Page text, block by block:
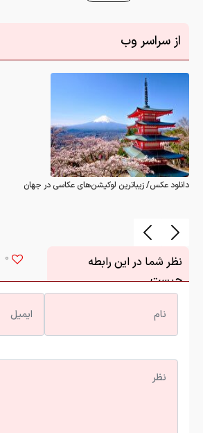
از سراسر وب
دانلود عکس/ زیباترین لوکیشن‌های عکاسی در جهان
0
نظر شما در این رابطه
چیست